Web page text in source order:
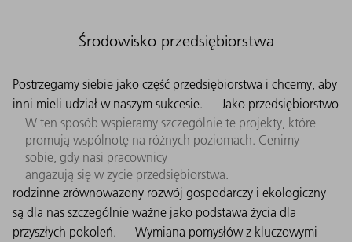
Środowisko przedsiębiorstwa
Postrzegamy siebie jako część przedsiębiorstwa i chcemy, aby
inni mieli udział w naszym sukcesie.
W ten sposób wspieramy szczególnie te projekty, które
promują wspólnotę na różnych poziomach. Cenimy
sobie, gdy nasi pracownicy
angażują się w życie przedsiębiorstwa.
Jako przedsiębiorstwo
rodzinne zrównoważony rozwój gospodarczy i ekologiczny
są dla nas szczególnie ważne jako podstawa życia dla
przyszłych pokoleń.
Wymiana pomysłów z kluczowymi